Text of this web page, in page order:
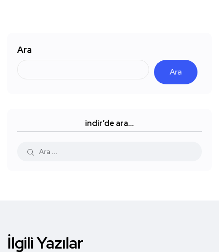
Ara
Ara
indir’de ara…
İlgili Yazılar